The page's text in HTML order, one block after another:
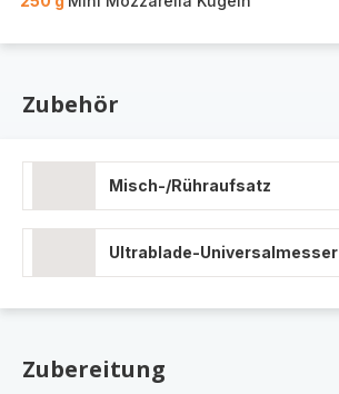
Zubehör
Misch-/Rühraufsatz
Ultrablade-Universalmesser
Zubereitung